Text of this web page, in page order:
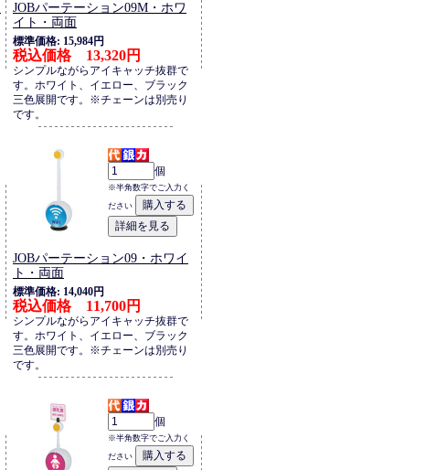
JOBパーテーション09M・ホワ
イト・両面
標準価格: 15,984円
税込価格 13,320円
シンプルながらアイキャッチ抜群で
す。ホワイト、イエロー、ブラック
三色展開です。※チェーンは別売り
です。
個
※半角数字でご入力く
ださい
JOBパーテーション09・ホワイ
ト・両面
標準価格: 14,040円
税込価格 11,700円
シンプルながらアイキャッチ抜群で
す。ホワイト、イエロー、ブラック
三色展開です。※チェーンは別売り
です。
個
※半角数字でご入力く
ださい